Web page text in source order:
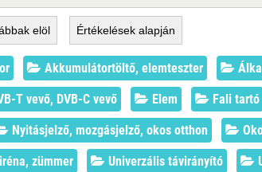
elöl Értékelések alapján
Akkumulátortöltő, elemteszter
T vevő, DVB-C vevő Elem Fali tartó
Nyitásjelző, mozgásjelző, okos otthon
zümmer Univerzális távirányító